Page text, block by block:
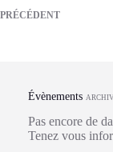
PRÉCÉDENT
Évènements
Pas encore de
Tenez vous